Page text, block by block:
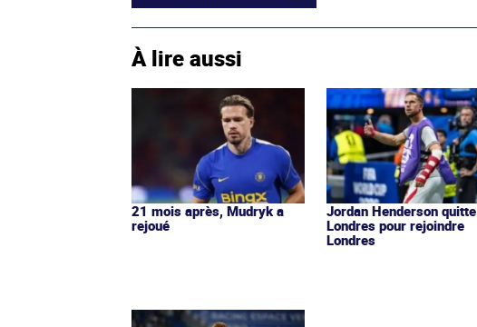
À lire aussi
21 mois après, Mudryk a
rejoué
Jordan Henderson quitte
Londres pour rejoindre
Londres